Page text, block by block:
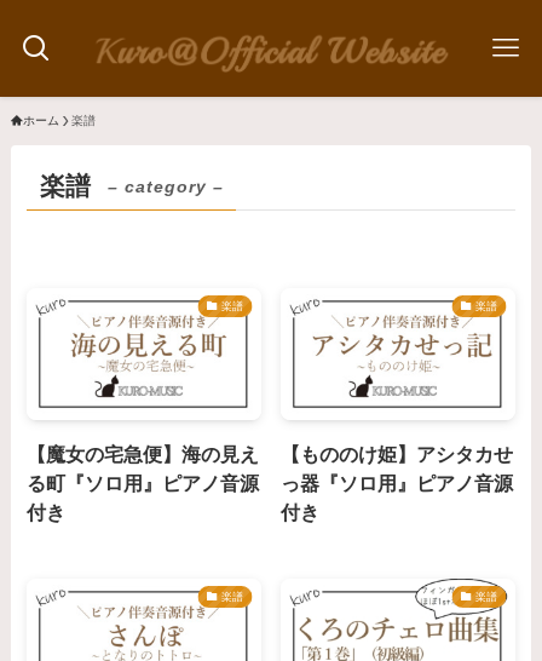
ホーム 楽譜
楽譜 – category –
楽譜
【魔女の宅急便】海の見え
る町『ソロ用』ピアノ音源
付き
楽譜
【もののけ姫】アシタカせ
っ器『ソロ用』ピアノ音源
付き
楽譜 楽譜